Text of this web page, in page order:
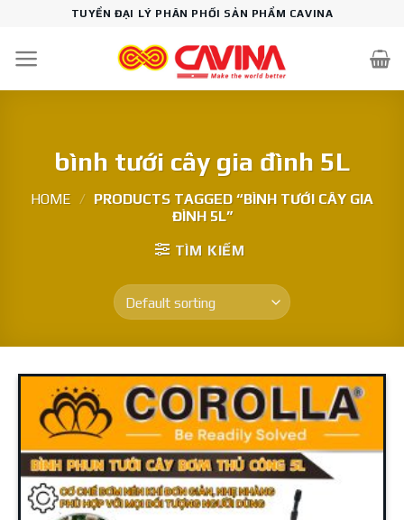
content
TUYỂN ĐẠI LÝ PHÂN PHỐI SẢN PHẨM CAVINA
bình tưới cây gia đình 5L
HOME / PRODUCTS TAGGED “BÌNH TƯỚI CÂY GIA
ĐÌNH 5L”
TÌM KIẾM